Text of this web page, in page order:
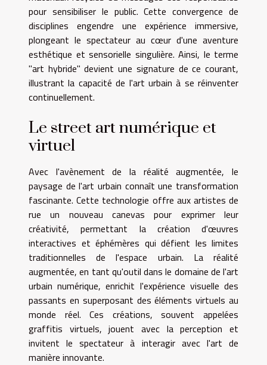
pour sensibiliser le public. Cette convergence de
disciplines engendre une expérience immersive,
plongeant le spectateur au cœur d'une aventure
esthétique et sensorielle singulière. Ainsi, le terme
"art hybride" devient une signature de ce courant,
illustrant la capacité de l'art urbain à se réinventer
continuellement.
Le street art numérique et
virtuel
Avec l'avènement de la réalité augmentée, le
paysage de l'art urbain connaît une transformation
fascinante. Cette technologie offre aux artistes de
rue un nouveau canevas pour exprimer leur
créativité, permettant la création d'œuvres
interactives et éphémères qui défient les limites
traditionnelles de l'espace urbain. La réalité
augmentée, en tant qu'outil dans le domaine de l'art
urbain numérique, enrichit l'expérience visuelle des
passants en superposant des éléments virtuels au
monde réel. Ces créations, souvent appelées
graffitis virtuels, jouent avec la perception et
invitent le spectateur à interagir avec l'art de
manière innovante.